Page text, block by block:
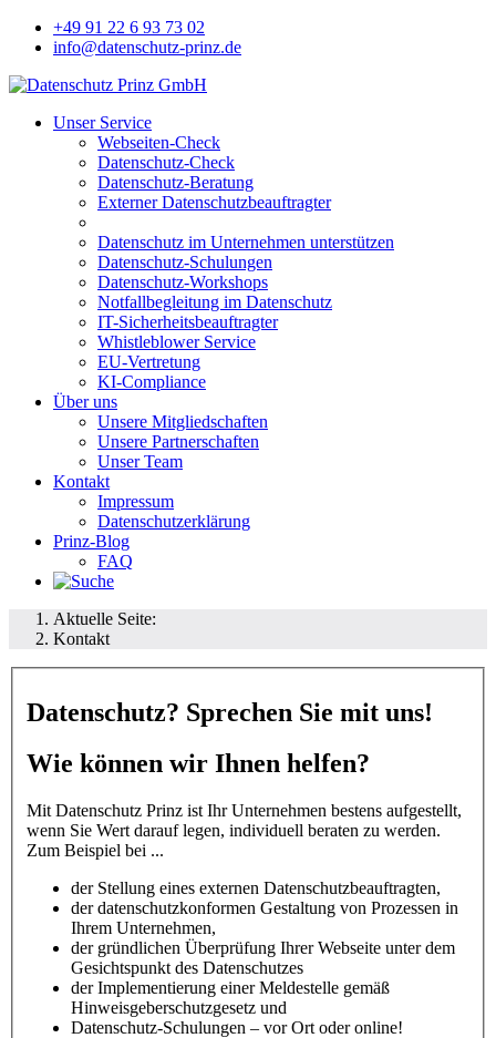
+49 91 22 6 93 73 02
info@datenschutz-prinz.de
Unser Service
Webseiten-Check
Datenschutz-Check
Datenschutz-Beratung
Externer Datenschutzbeauftragter
Datenschutz im Unternehmen unterstützen
Datenschutz-Schulungen
Datenschutz-Workshops
Notfallbegleitung im Datenschutz
IT-Sicherheitsbeauftragter
Whistleblower Service
EU-Vertretung
KI-Compliance
Über uns
Unsere Mitgliedschaften
Unsere Partnerschaften
Unser Team
Kontakt
Impressum
Datenschutzerklärung
Prinz-Blog
FAQ
Aktuelle Seite:
Kontakt
Datenschutz? Sprechen Sie mit uns!
Wie können wir Ihnen helfen?
Mit Datenschutz Prinz ist Ihr Unternehmen bestens aufgestellt,
wenn Sie Wert darauf legen, individuell beraten zu werden.
Zum Beispiel bei ...
der Stellung eines externen Datenschutzbeauftragten,
der datenschutzkonformen Gestaltung von Prozessen in
Ihrem Unternehmen,
der gründlichen Überprüfung Ihrer Webseite unter dem
Gesichtspunkt des Datenschutzes
der Implementierung einer Meldestelle gemäß
Hinweisgeberschutzgesetz und
Datenschutz-Schulungen – vor Ort oder online!